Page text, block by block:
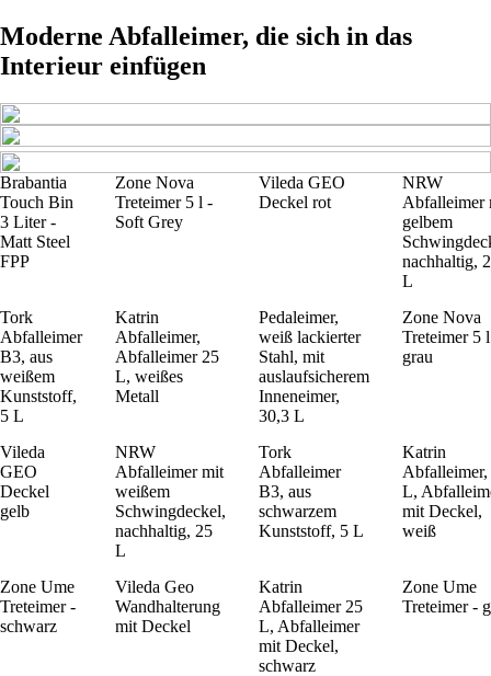
Moderne Abfalleimer, die sich in das
Interieur einfügen
Brabantia
Touch Bin
3 Liter -
Matt Steel
FPP
Zone Nova
Treteimer 5 l -
Soft Grey
Vileda GEO
Deckel rot
NRW
Abfalleimer
gelbem
nachhaltig,
L
Tork
Abfalleimer
B3, aus
weißem
Kunststoff,
5 L
Katrin
Abfalleimer,
Abfalleimer 25
L, weißes
Metall
Pedaleimer,
weiß lackierter
Stahl, mit
auslaufsicherem
Inneneimer,
30,3 L
Zone Nova
Treteimer 5
grau
Vileda
GEO
Deckel
gelb
NRW
Abfalleimer mit
weißem
Schwingdeckel,
nachhaltig, 25
L
Tork
Abfalleimer
B3, aus
schwarzem
Kunststoff, 5 L
Katrin
Abfalleimer,
L,
mit Deckel,
weiß
Zone Ume
Treteimer -
schwarz
Vileda Geo
Wandhalterung
mit Deckel
Katrin
Abfalleimer 25
L, Abfalleimer
mit Deckel,
schwarz
Zone Ume
Treteimer -